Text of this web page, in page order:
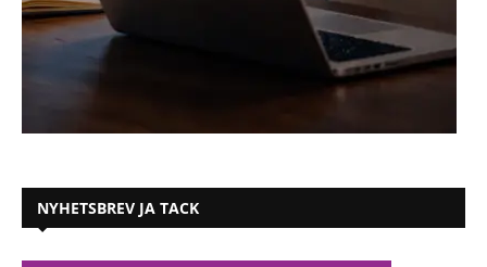
NYHETSBREV JA TACK